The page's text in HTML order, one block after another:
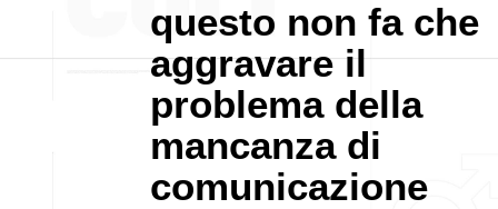
questo non fa che
aggravare il
problema della
mancanza di
comunicazione